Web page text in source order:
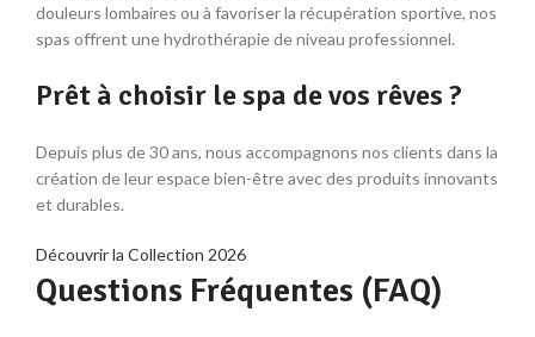
douleurs lombaires ou à favoriser la récupération sportive, nos
spas offrent une hydrothérapie de niveau professionnel.
Prêt à choisir le spa de vos rêves ?
Depuis plus de 30 ans, nous accompagnons nos clients dans la
création de leur espace bien-être avec des produits innovants
et durables.
Découvrir la Collection 2026
Questions Fréquentes (FAQ)